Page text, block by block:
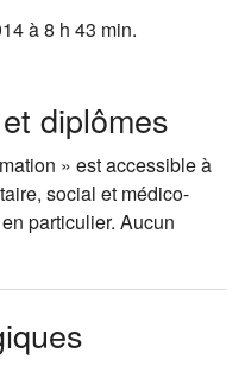
à 8 h 43 min.
diplômes
» est accessible à
social et médico-
particulier. Aucun